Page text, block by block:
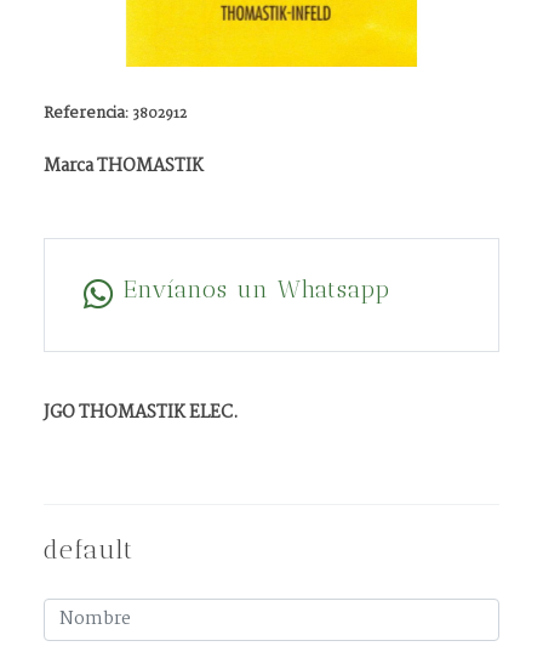
Referencia: 3802912
Marca THOMASTIK
Envíanos un Whatsapp
JGO THOMASTIK ELEC.
default